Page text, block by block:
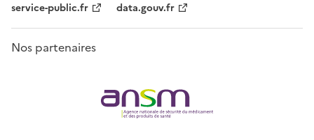
service-public.fr
data.gouv.fr
Nos partenaires